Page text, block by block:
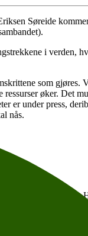
Søreide
i verden,
som gjøres.
øker. Det
er under press,
nås.
Nødhjelp Dagfinn
fra FN-sambandet vil